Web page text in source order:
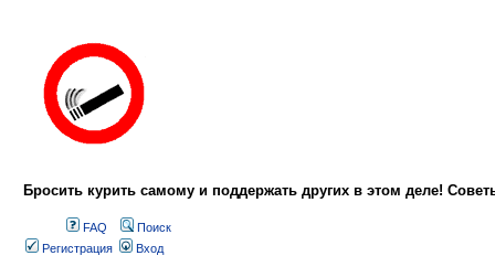
Бросить курить самому и поддержать других в этом деле!
FAQ
Поиск
Регистрация
Вход